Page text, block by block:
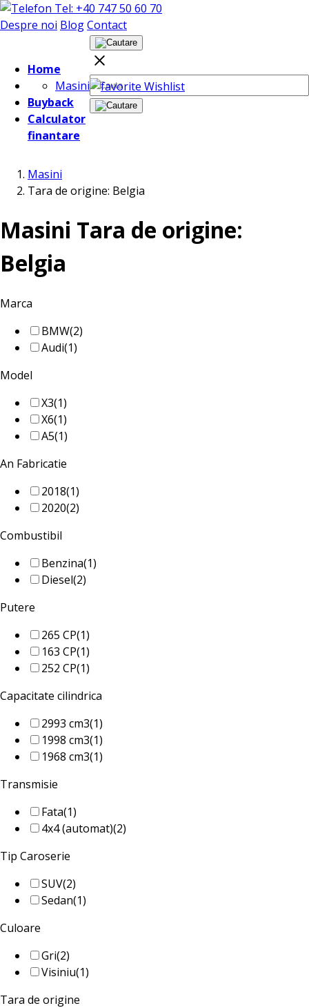
Tel: +40 747 50 60 70
Despre noi BlogContact
Home
Masini
Buyback
Calculator
finantare
Wishlist
Masini
Tara de origine: Belgia
Masini Tara de origine:
Belgia
Marca
BMW(2)
Audi(1)
Model
X3(1)
X6(1)
A5(1)
An Fabricatie
2018(1)
2020(2)
Combustibil
Benzina(1)
Diesel(2)
Putere
265 CP(1)
163 CP(1)
252 CP(1)
Capacitate cilindrica
2993 cm3(1)
1998 cm3(1)
1968 cm3(1)
Transmisie
Fata(1)
4x4 (automat)(2)
Tip Caroserie
SUV(2)
Sedan(1)
Culoare
Gri(2)
Visiniu(1)
Tara de origine